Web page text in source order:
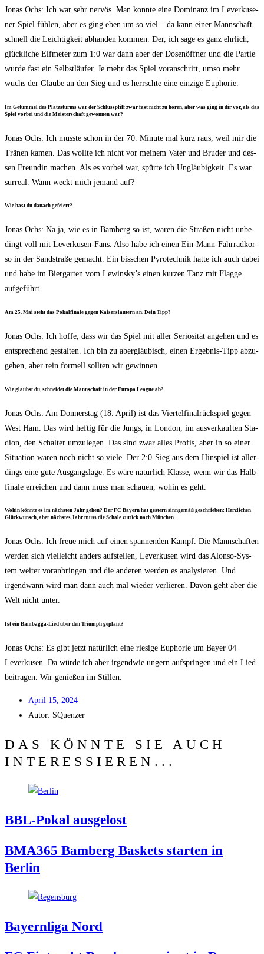
Jonas Ochs: Ich war sehr ner­vös. Man konn­te eine Domi­nanz im Lever­ku­se­
ner Spiel füh­len, aber es ging eben um so viel – da kann einer Mann­schaft
schnell die Leich­tig­keit abhan­den kom­men. Der, ich sage es ganz ehr­lich,
glück­li­che Elf­me­ter zum 1:0 war dann aber der Dosen­öff­ner und die Par­tie
wur­de fast ein Selbst­läu­fer. Je mehr das Spiel vor­an­schritt, umso mehr
wuchs der Glau­be an den Sieg und es herrsch­te eine ein­zi­ge Euphorie.
Im Getüm­mel des Platz­sturms war der Schluss­pfiff zwar fast nicht zu hören, aber was ging in dir vor, als das
Spiel vor­bei und die Meis­ter­schaft gewon­nen war?
Jonas Ochs: Ich muss­te schon in der 70. Minu­te mal kurz raus, weil mir die
Trä­nen kamen. Das woll­te ich nicht vor mei­nem Vater und Bru­der und des­
sen Freun­din machen. Als es vor­bei war, spür­te ich Ungläu­big­keit. Es war
sur­re­al. Wann weckt mich jemand auf?
Wie hast du danach gefeiert?
Jonas Ochs: Na ja, wie es in Bam­berg so ist, waren die Stra­ßen nicht unbe­
dingt voll mit Lever­ku­sen-Fans. Also habe ich einen Ein-Mann-Fahr­rad­kor­
so in der Sand­stra­ße gemacht. Ein biss­chen Pyro­tech­nik hat­te ich auch dabei
und habe im Bier­gar­ten vom Lewinsky’s einen kur­zen Tanz mit Flag­ge
aufgeführt.
Am 25. Mai steht das Pokal­fi­na­le gegen Kai­sers­lau­tern an. Dein Tipp?
Jonas Ochs: Ich hof­fe, dass wir das Spiel mit aller Serio­si­tät ange­hen und es
ent­spre­chend gestal­ten. Ich bin zu aber­gläu­bisch, einen Ergeb­nis-Tipp abzu­
ge­ben, aber rein for­mell soll­ten wir gewinnen.
Wie glaubst du, schnei­det die Mann­schaft in der Euro­pa League ab?
Jonas Ochs: Am Don­ners­tag (18. April) ist das Vier­tel­fi­nal­rück­spiel gegen
West Ham. Das wird hef­tig für die Jungs, in Lon­don, im aus­ver­kauf­ten Sta­
di­on, den Schal­ter umzu­le­gen. Das sind zwar alles Pro­fis, aber in so einer
Situa­ti­on waren noch nicht so vie­le. Der 2:0‑Sieg aus dem Hin­spiel ist aller­
dings eine gute Aus­gangs­la­ge. Es wäre natür­lich Klas­se, wenn wir das Halb­
fi­na­le errei­chen und dann muss man schau­en, wohin es geht.
Wohin könn­te es im nächs­ten Jahr gehen? Der FC Bay­ern hat ges­tern sinn­ge­mäß geschrie­ben: Herz­li­chen
Glück­wunsch, aber nächs­tes Jahr muss die Scha­le zurück nach München.
Jonas Ochs: Ich freue mich auf einen span­nen­den Kampf. Die Mann­schaf­ten
wer­den sich viel­leicht anders auf­stel­len, Lever­ku­sen wird das Alon­so-Sys­
tem wei­ter vor­an­brin­gen und die ande­ren wer­den es ana­ly­sie­ren. Und
irgend­wann wird man dann auch mal wie­der ver­lie­ren. Davon geht aber die
Welt nicht unter.
Ist ein Bam­bäg­ga-Lied über den Tri­umph geplant?
Jonas Ochs: Es gibt jetzt natür­lich eine rie­si­ge Eupho­rie um Bay­er 04
Lever­ku­sen. Da wür­de ich aber irgend­wie ungern auf­sprin­gen und ein Lied
bei­tra­gen. Wir genie­ßen im Stillen.
April 15, 2024
Autor: SQuenzer
DAS KÖNNTE SIE AUCH
INTERESSIEREN...
BBL-Pokal aus­ge­lost
BMA365 Bam­berg Bas­kets star­ten in
Berlin
Bay­ern­li­ga Nord